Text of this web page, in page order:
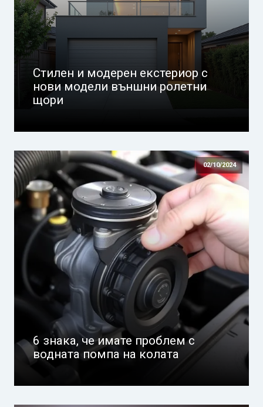
Стилен и модерен екстериор с
нови модели външни ролетни
щори
02/10/2024
6 знака, че имате проблем с
водната помпа на колата